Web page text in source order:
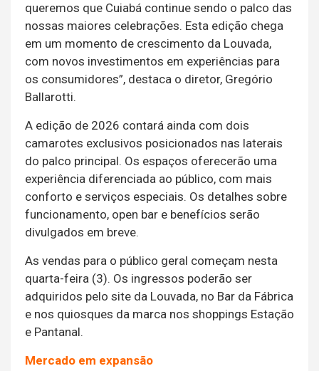
queremos que Cuiabá continue sendo o palco das
nossas maiores celebrações. Esta edição chega
em um momento de crescimento da Louvada,
com novos investimentos em experiências para
os consumidores”, destaca o diretor, Gregório
Ballarotti.
A edição de 2026 contará ainda com dois
camarotes exclusivos posicionados nas laterais
do palco principal. Os espaços oferecerão uma
experiência diferenciada ao público, com mais
conforto e serviços especiais. Os detalhes sobre
funcionamento, open bar e benefícios serão
divulgados em breve.
As vendas para o público geral começam nesta
quarta-feira (3). Os ingressos poderão ser
adquiridos pelo site da Louvada, no Bar da Fábrica
e nos quiosques da marca nos shoppings Estação
e Pantanal.
Mercado em expansão